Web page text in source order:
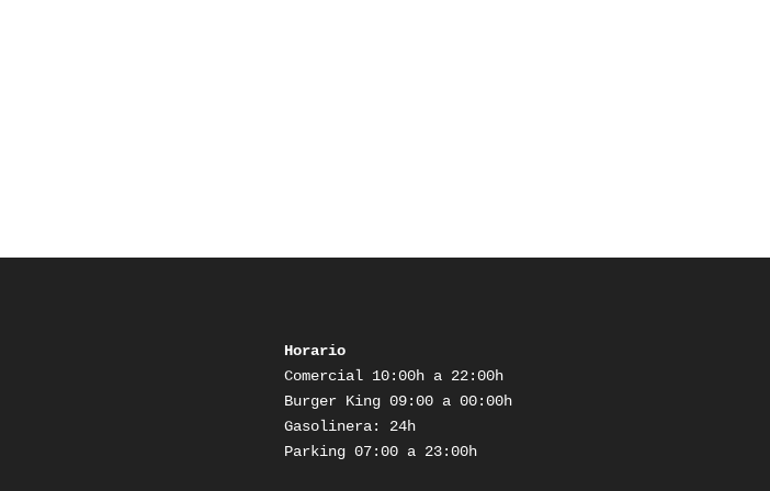
Horario
Comercial 10:00h a 22:00h
Burger King 09:00 a 00:00h
Gasolinera: 24h
Parking 07:00 a 23:00h